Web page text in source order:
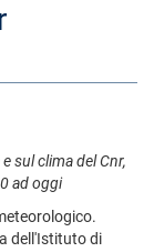
sul clima del Cnr,
ad oggi
dell'Istituto di